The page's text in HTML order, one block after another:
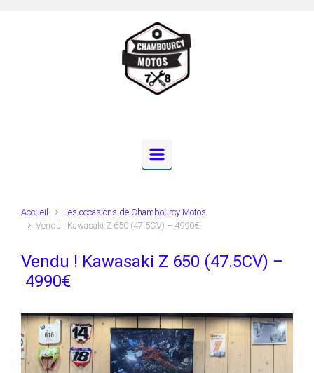
Accueil
Les occasions de Chambourcy Motos
Vendu ! Kawasaki Z 650 (47.5CV) – 4990€
Vendu ! Kawasaki Z 650 (47.5CV) –
4990€